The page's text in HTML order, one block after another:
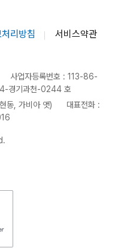
리방침
서비스약관
사업자등록번호 : 113-86-
경기과천-0244 호
동, 가비아 앳)
대표전화 :